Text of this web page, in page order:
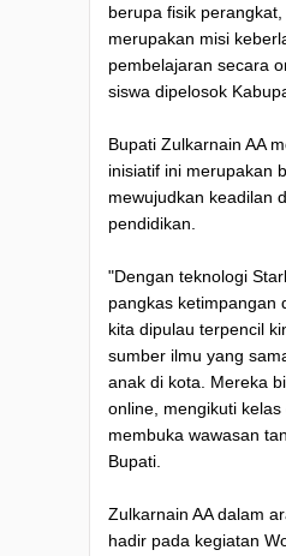
berupa fisik
merupakan misi
pembelajaran secara
siswa dipelosok
Bupati Zulkarnain AA
inisiatif ini merupakan
mewujudkan keadilan
pendidikan.
"Dengan teknologi
pangkas ketimpangan
kita dipulau terpencil
sumber ilmu yang
anak di kota. Mereka
online, mengikuti kelas
membuka wawasan
Bupati.
Zulkarnain AA dalam
hadir pada kegiatan